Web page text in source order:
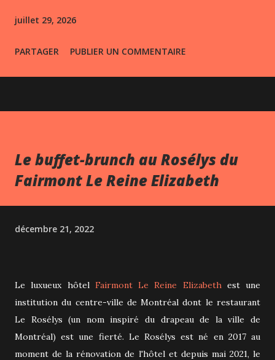
juillet 29, 2026
PARTAGER PUBLIER UN COMMENTAIRE
Le buffet-brunch au Rosélys du
Fairmont Le Reine Elizabeth
décembre 21, 2022
Le luxueux hôtel Fairmont Le Reine Elizabethest une
institution du centre-ville de Montréal dont le restaurant
Le Rosélys (un nom inspiré du drapeau de la ville de
Montréal) est une fierté. Le Rosélys est né en 2017 au
moment de la rénovation de l'hôtel et depuis mai 2021, le